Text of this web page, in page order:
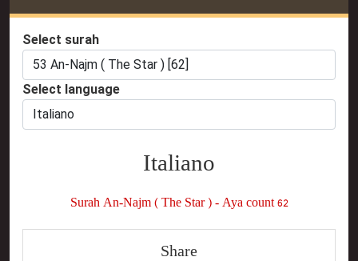
Select surah
Select language
Italiano
Surah An-Najm ( The Star ) - Aya count 62
Share